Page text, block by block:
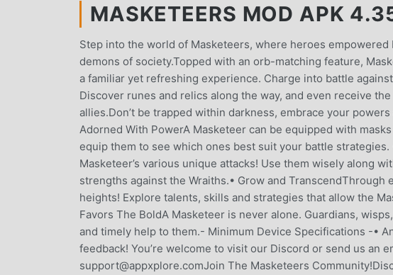
MASKETEERS MOD APK
Step into the world of Masketeers, where heroes
demons of society.Topped with an orb-matching feature,
a familiar yet refreshing experience. Charge into battle
Discover runes and relics along the way, and even receive
allies.Don’t be trapped within darkness, embrace your
Adorned With PowerA Masketeer can be equipped with
equip them to see which ones best suit your battle
Masketeer’s various unique attacks! Use them wisely along
strengths against the Wraiths.• Grow and
heights! Explore talents, skills and strategies that allow the
Favors The BoldA Masketeer is never alone. Guardians,
and timely help to them.- Minimum Device Specifications -•
feedback! You’re welcome to visit our Discord or send us an
support@appxplore.comJoin The Masketeers